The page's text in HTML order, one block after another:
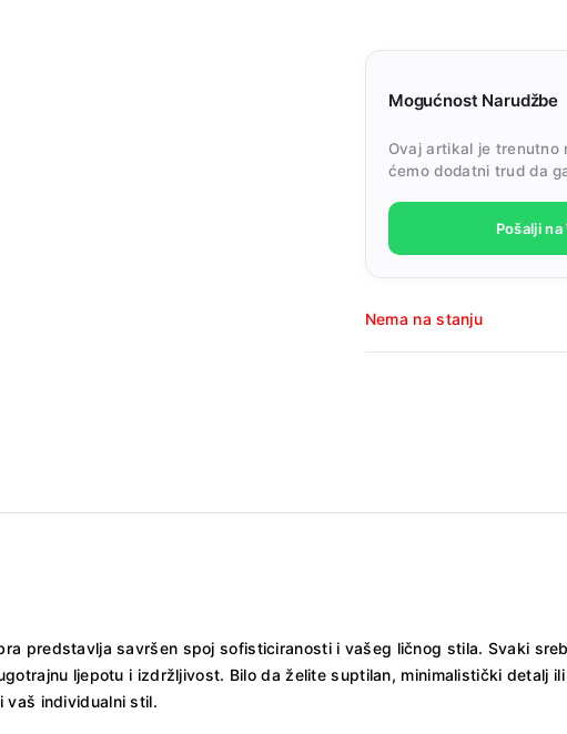
Mogućnost Narudžbe
Ovaj artikal je trenutno
ćemo dodatni trud da
Pošalji
Nema na stanju
predstavlja savršen spoj sofisticiranosti i vašeg ličnog stila. Svaki
ljepotu i izdržljivost. Bilo da želite suptilan, minimalistički detalj
vaš individualni stil.